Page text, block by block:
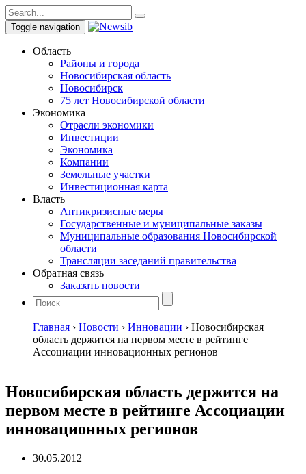
Toggle navigation
Область
Районы и города
Новосибирская область
Новосибирск
75 лет Новосибирской области
Экономика
Отрасли экономики
Инвестиции
Экономика
Компании
Земельные участки
Инвестиционная карта
Власть
Антикризисные меры
Государственные и муниципальные заказы
Муниципальные образования Новосибирской
области
Трансляции заседаний правительства
Обратная связь
Заказать новости
Главная › Новости › Инновации › Новосибирская
область держится на первом месте в рейтинге
Ассоциации инновационных регионов
Новосибирская область держится на
первом месте в рейтинге Ассоциации
инновационных регионов
30.05.2012